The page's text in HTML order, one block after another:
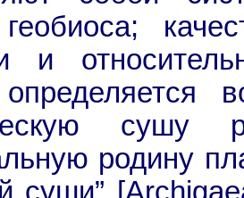
геобиоса;
и
определяется
сушу
родину
суши” [